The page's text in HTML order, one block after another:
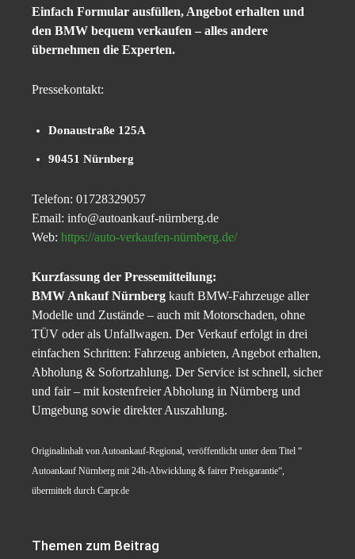
Einfach Formular ausfüllen, Angebot erhalten und
den BMW bequem verkaufen – alles andere
übernehmen die Experten.
Pressekontakt:
Donaustraße 125A
90451 Nürnberg
Telefon: 01728329057
Email: info@autoankauf-nürnberg.de
Web: https://auto-verkaufen-nürnberg.de/
Kurzfassung der Pressemitteilung:
BMW Ankauf Nürnberg kauft BMW-Fahrzeuge aller
Modelle und Zustände – auch mit Motorschaden, ohne
TÜV oder als Unfallwagen. Der Verkauf erfolgt in drei
einfachen Schritten: Fahrzeug anbieten, Angebot erhalten,
Abholung & Sofortzahlung. Der Service ist schnell, sicher
und fair – mit kostenfreier Abholung in Nürnberg und
Umgebung sowie direkter Auszahlung.
Originalinhalt von Autoankauf-Regional, veröffentlicht unter dem Titel “
Autoankauf Nürnberg mit 24h-Abwicklung & fairer Preisgarantie“,
übermittelt durch Carpr.de
Themen zum Beitrag